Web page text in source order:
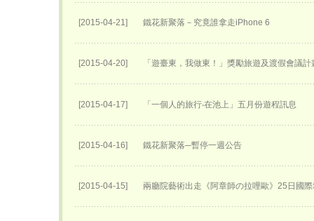
[2015-04-21] 鐵花新聚落－究竟誰拿走iPhone 6
[2015-04-20] 「遊臺東，我做東！」獎勵旅遊及渡假會議計
[2015-04-17] 「一個人的旅行‧在池上」五月份遊程訊息
[2015-04-16] 鐵花新聚落─暫停一週公告
[2015-04-15] 兩廳院藝術出走《阿章師の拉哩歐》25日國